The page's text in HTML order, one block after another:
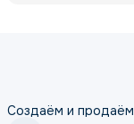
Создаём и продаём